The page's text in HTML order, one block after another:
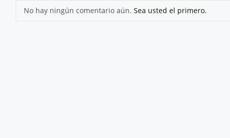
No hay ningún comentario aún. Sea usted el primero.